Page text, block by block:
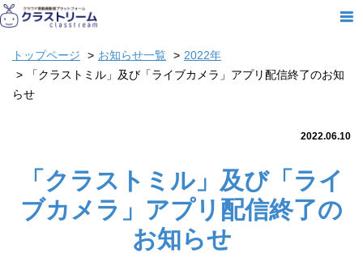
トップページ お知らせ一覧
2022年
「クラストミル」及び「ライブカメラ」アプリ配信終了のお知
らせ
2022.06.10
「クラストミル」及び「ライ
ブカメラ」アプリ配信終了の
お知らせ